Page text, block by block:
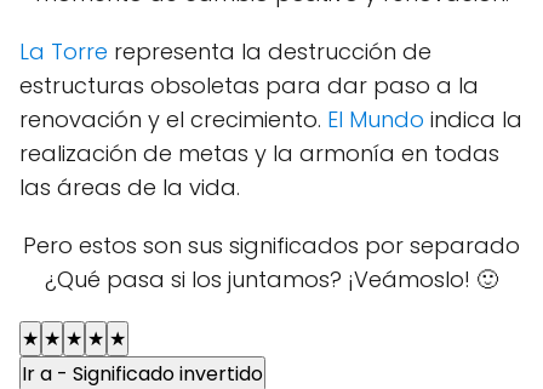
La Torre representa la destrucción de
estructuras obsoletas para dar paso a la
renovación y el crecimiento. El Mundo indica la
realización de metas y la armonía en todas
las áreas de la vida.
Pero estos son sus significados por separado
¿Qué pasa si los juntamos? ¡Veámoslo! 🙂
★ ★ ★ ★ ★
Ir a - Significado invertido